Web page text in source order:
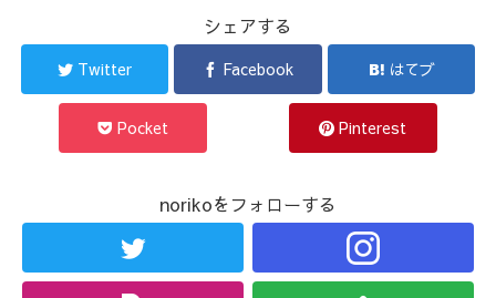
シェアする
Twitter Facebook はてブ
Pocket Pinterest
norikoをフォローする